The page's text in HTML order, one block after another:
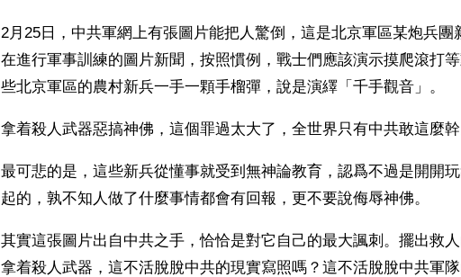
2月25日，中共軍網上有張圖片能把人驚倒，這是北京軍區某炮兵團
在進行軍事訓練的圖片新聞，按照慣例，戰士們應該演示摸爬滾打
些北京軍區的農村新兵一手一顆手榴彈，說是演繹「千手觀音」。
拿着殺人武器惡搞神佛，這個罪過太大了，全世界只有中共敢這麼幹
最可悲的是，這些新兵從懂事就受到無神論教育，認爲不過是開開
起的，孰不知人做了什麼事情都會有回報，更不要說侮辱神佛。
其實這張圖片出自中共之手，恰恰是對它自己的最大諷刺。擺出救
拿着殺人武器，這不活脫脫中共的現實寫照嗎？這不活脫脫中共軍